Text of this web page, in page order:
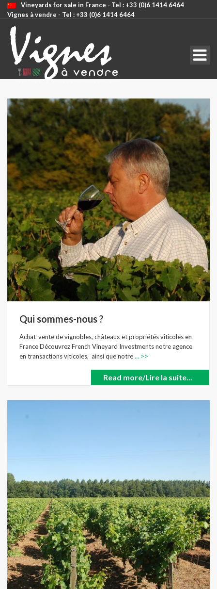
Vineyards for sale in France - Tel : +33 (0)6 1414 6464
Vignes à vendre - Tel : +33 (0)6 1414 6464
CODE: SELECT ALL
Qui sommes-nous ?
Achat-vente de vignobles, châteaux et propriétés viticoles en
France Découvrez French Vineyard Investments notre agence
en transactions viticoles, ainsi que notre… >>
Read more/Lire la suite...